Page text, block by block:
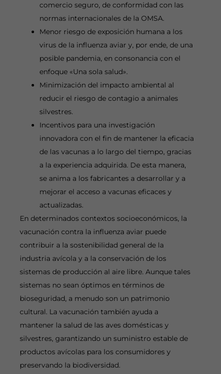
comercio seguro, de conformidad con las
normas internacionales de la OMSA.
Menor riesgo de exposición humana a los
virus de la influenza aviar y, por ende, de una
posible pandemia, en consonancia con el
enfoque «Una sola salud».
Minimización del impacto ambiental al
reducir el riesgo de contagio a animales
silvestres.
Incentivos para una investigación
innovadora con el fin de mantener la eficacia
de las vacunas a lo largo del tiempo, gracias
a la experiencia adquirida. De esta manera,
se anima a los fabricantes a desarrollar y a
mejorar el acceso a vacunas eficaces y
actualizadas.
En determinados contextos socioeconómicos, la
vacunación contra la influenza aviar puede
contribuir a la sostenibilidad general de la
industria avícola y a la conservación de los
sistemas de producción al aire libre. Aunque tales
sistemas no sean óptimos en términos de
bioseguridad, a menudo son un patrimonio
cultural. La vacunación también ayuda a
mantener la salud de las aves domésticas y
silvestres, garantizando un suministro estable de
productos avícolas para los consumidores y
preservando la biodiversidad.